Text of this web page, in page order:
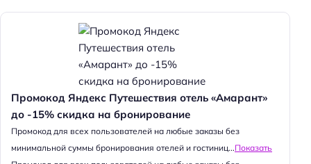
Промокод Яндекс Путешествия отель «Амарант»
до -15% скидка на бронирование
Промокод для всех пользователей на любые заказы без
минимальной суммы бронирования отелей и гостиниц...Показать